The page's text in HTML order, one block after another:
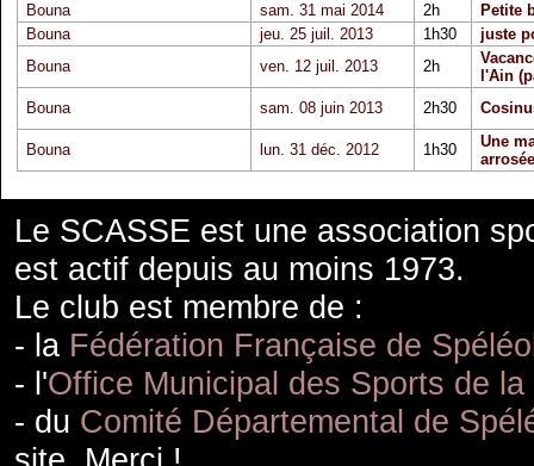
Bouna
sam. 31 mai 2014 2h
Petite
Bouna
jeu. 25 juil. 2013 1h30
juste
Bouna
ven. 12 juil. 2013 2h
l'Ain
Bouna
sam. 08 juin 2013 2h30
Bouna lun. 31 déc. 2012 1h30
Une
arrosée
Le SCASSE est une association
est actif depuis au moins 1973.
Le club est membre de :
- la Fédération Française de
- l'Office Municipal des Sports de
- du Comité Départemental de